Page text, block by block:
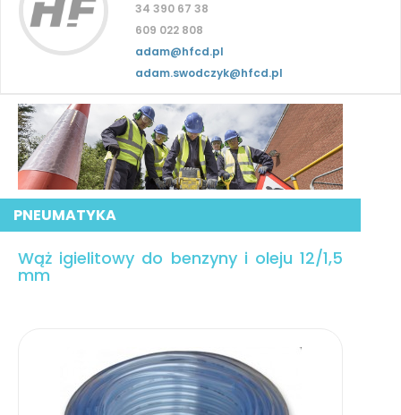
34 390 67 38
609 022 808
adam@hfcd.pl
adam.swodczyk@hfcd.pl
PNEUMATYKA
Wąż igielitowy do benzyny i oleju 12/1,5
mm